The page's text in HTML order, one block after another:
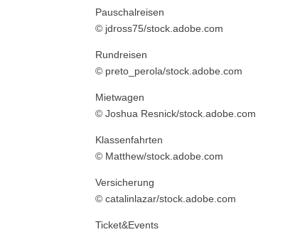
Pauschalreisen
© jdross75/stock.adobe.com
Rundreisen
© preto_perola/stock.adobe.com
Mietwagen
© Joshua Resnick/stock.adobe.com
Klassenfahrten
© Matthew/stock.adobe.com
Versicherung
© catalinlazar/stock.adobe.com
Ticket&Events